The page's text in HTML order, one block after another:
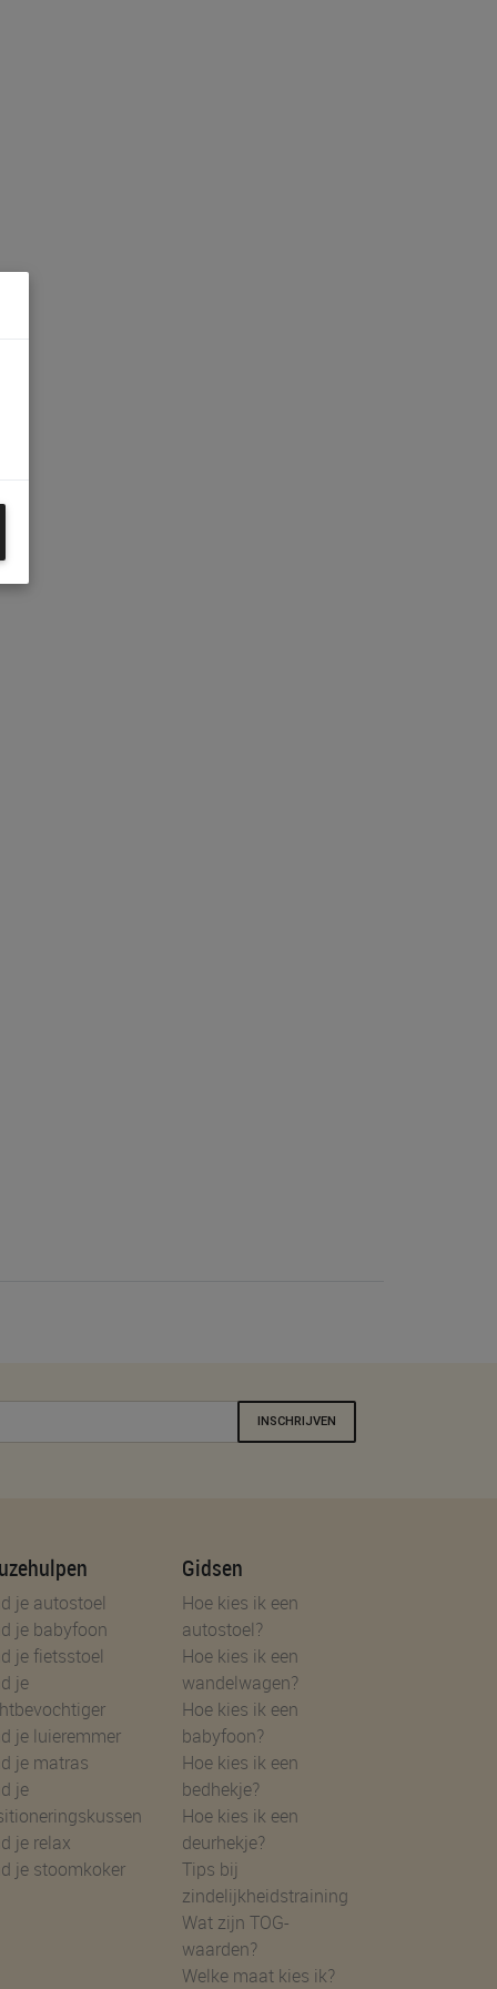
INSCHRIJVEN
je autostoel
je babyfoon
je fietsstoel
je
je luieremmer
je matras
je
je relax
je stoomkoker
Gidsen
Hoe kies ik een
autostoel?
Hoe kies ik een
wandelwagen?
Hoe kies ik een
babyfoon?
Hoe kies ik een
bedhekje?
Hoe kies ik een
deurhekje?
Tips bij
zindelijkheidstraining
Wat zijn TOG-
waarden?
Welke maat kies ik?